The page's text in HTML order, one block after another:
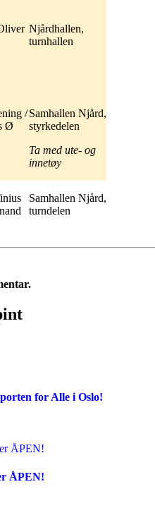
Njårdhallen,
turnhallen
/
Ø
Samhallen Njård,
styrkedelen
Ta med ute- og
innetøy
Samhallen Njård,
turndelen
for Alle i Oslo!
ÅPEN!